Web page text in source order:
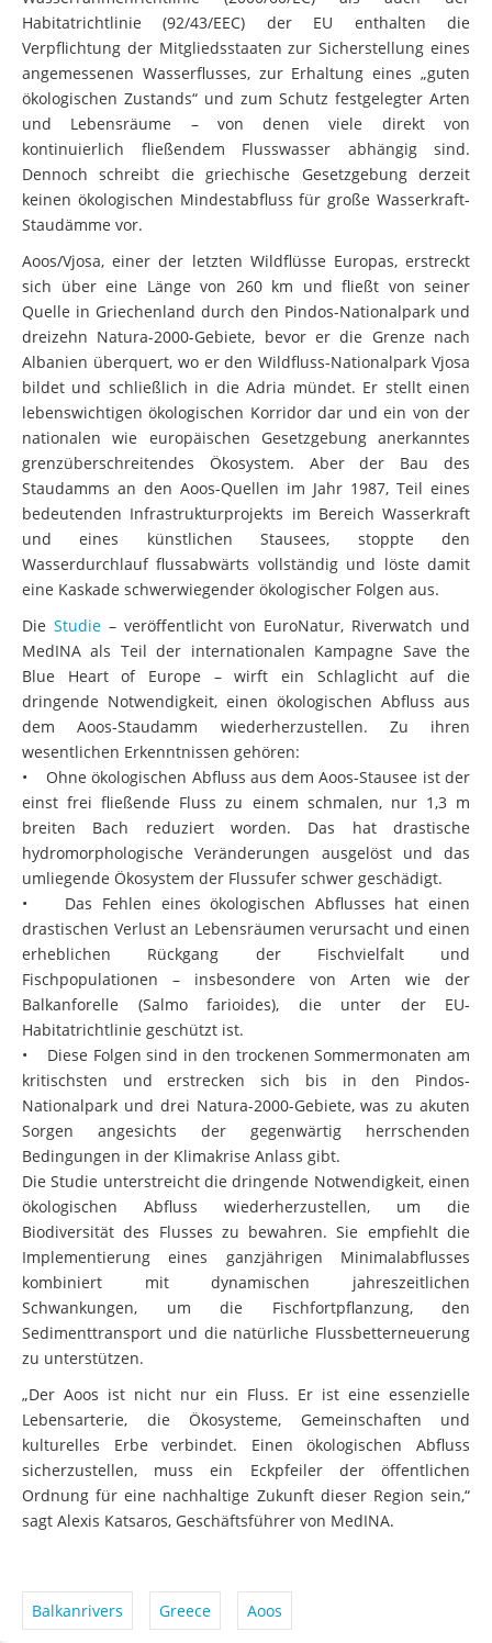
Wasserrahmenrichtlinie (2000/60/EC) als auch der
Habitatrichtlinie (92/43/EEC) der EU enthalten die
Verpflichtung der Mitgliedsstaaten zur Sicherstellung eines
angemessenen Wasserflusses, zur Erhaltung eines „guten
ökologischen Zustands“ und zum Schutz festgelegter Arten
und Lebensräume – von denen viele direkt von
kontinuierlich fließendem Flusswasser abhängig sind.
Dennoch schreibt die griechische Gesetzgebung derzeit
keinen ökologischen Mindestabfluss für große Wasserkraft-
Aoos/Vjosa, einer der letzten Wildflüsse Europas, erstreckt
sich über eine Länge von 260 km und fließt von seiner
Quelle in Griechenland durch den Pindos-Nationalpark und
dreizehn Natura-2000-Gebiete, bevor er die Grenze nach
Albanien überquert, wo er den Wildfluss-Nationalpark Vjosa
bildet und schließlich in die Adria mündet. Er stellt einen
lebenswichtigen ökologischen Korridor dar und ein von der
nationalen wie europäischen Gesetzgebung anerkanntes
grenzüberschreitendes Ökosystem. Aber der Bau des
Staudamms an den Aoos-Quellen im Jahr 1987, Teil eines
bedeutenden Infrastrukturprojekts im Bereich Wasserkraft
und eines künstlichen Stausees, stoppte den
Wasserdurchlauf flussabwärts vollständig und löste damit
eine Kaskade schwerwiegender ökologischer Folgen aus.
DieStudie– veröffentlicht von EuroNatur, Riverwatch und
MedINA als Teil der internationalen Kampagne Save the
Blue Heart of Europe – wirft ein Schlaglicht auf die
dringende Notwendigkeit, einen ökologischen Abfluss aus
dem Aoos-Staudamm wiederherzustellen. Zu ihren
wesentlichen Erkenntnissen gehören:
• Ohne ökologischen Abfluss aus dem Aoos-Stausee ist der
einst frei fließende Fluss zu einem schmalen, nur 1,3 m
breiten Bach reduziert worden. Das hat drastische
hydromorphologische Veränderungen ausgelöst und das
umliegende Ökosystem der Flussufer schwer geschädigt.
• Das Fehlen eines ökologischen Abflusses hat einen
drastischen Verlust an Lebensräumen verursacht und einen
erheblichen Rückgang der Fischvielfalt und
Fischpopulationen – insbesondere von Arten wie der
Balkanforelle (Salmo farioides), die unter der EU-
Habitatrichtlinie geschützt ist.
• Diese Folgen sind in den trockenen Sommermonaten am
kritischsten und erstrecken sich bis in den Pindos-
Nationalpark und drei Natura-2000-Gebiete, was zu akuten
Sorgen angesichts der gegenwärtig herrschenden
Bedingungen in der Klimakrise Anlass gibt.
Die Studie unterstreicht die dringende Notwendigkeit, einen
ökologischen Abfluss wiederherzustellen, um die
Biodiversität des Flusses zu bewahren. Sie empfiehlt die
Implementierung eines ganzjährigen Minimalabflusses
kombiniert mit dynamischen jahreszeitlichen
Schwankungen, um die Fischfortpflanzung, den
Sedimenttransport und die natürliche Flussbetterneuerung
„Der Aoos ist nicht nur ein Fluss. Er ist eine essenzielle
Lebensarterie, die Ökosysteme, Gemeinschaften und
kulturelles Erbe verbindet. Einen ökologischen Abfluss
sicherzustellen, muss ein Eckpfeiler der öffentlichen
Ordnung für eine nachhaltige Zukunft dieser Region sein,“
sagt Alexis Katsaros, Geschäftsführer von MedINA.
Balkanrivers Greece Aoos